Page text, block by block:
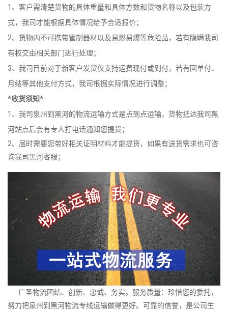
1、客户需清楚货物的具体重量和具体方数和货物名称以及包装方
式，我司才能根据具体情况给予合适报价；
2、货物内不可携带管制器材以及易燃易爆等危险品，若有隐瞒我司
有权交由相关部门进行处理；
3、我司目前对于新客户发货仅支持运费现付或到付，若有回单付、
月结等其他支付方式，我司根据实际情况进行调整；
*收货须知*
1、我司泉州到黑河的物流运输方式是点到点运输，货物抵达我司黑
河站点后会有专人打电话通知您提货；
2、届时需要您带好相关证明材料才能提货，如果有送货需求也可咨
询我司黑河客服；
广圣物流团结、创新、忠诚、务实。服务质量：珍惜您的委托，
努力把泉州到黑河物流专线运输做得更好。可靠的信誉，是公司生